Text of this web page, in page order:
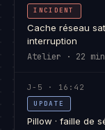
INCIDENT
Cache réseau
interruption
Atelier · 22 min
J-5 · 16:42
UPDATE
Pillow · faille de